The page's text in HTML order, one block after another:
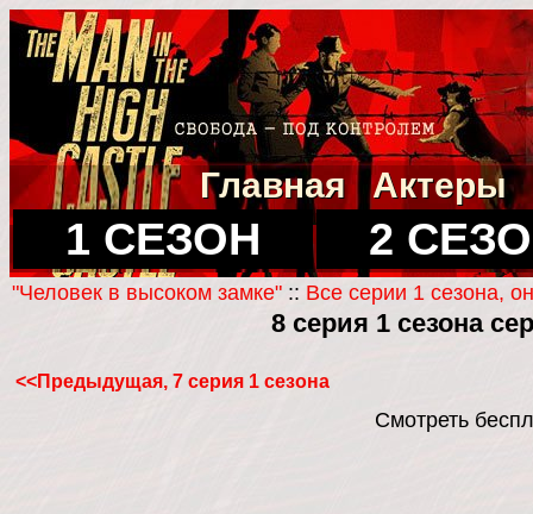
Главная Актеры
1 СЕЗОН 2
"Человек в высоком замке" :: Все серии 1 сезона,
8 серия 1 сезона
<<Предыдущая, 7 серия 1 сезона
Смотреть